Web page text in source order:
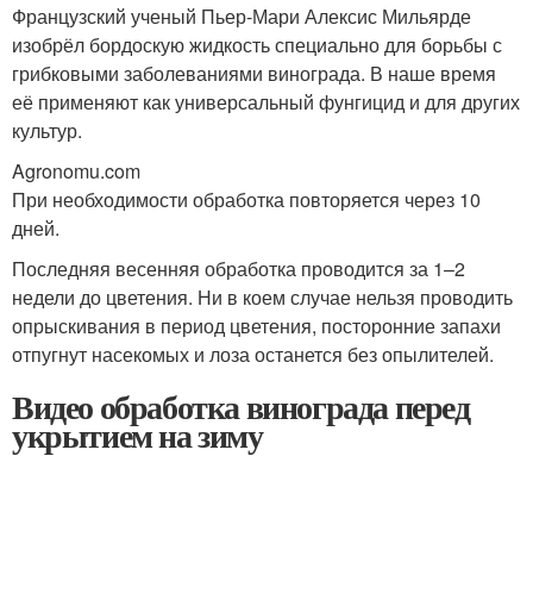
Французский ученый Пьер-Мари Алексис Мильярде
изобрёл бордоскую жидкость специально для борьбы с
грибковыми заболеваниями винограда. В наше время
её применяют как универсальный фунгицид и для других
культур.
Agronomu.com
При необходимости обработка повторяется через 10
дней.
Последняя весенняя обработка проводится за 1–2
недели до цветения. Ни в коем случае нельзя проводить
опрыскивания в период цветения, посторонние запахи
отпугнут насекомых и лоза останется без опылителей.
Видео обработка винограда перед
укрытием на зиму